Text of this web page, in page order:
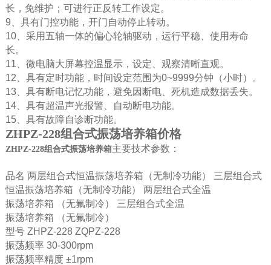
长，免维护；可进行正反转工作设定。
9、具有门控功能，开门自动停止转动。
10、采用五轴一体的偏心轮轴驱动，运行平稳、使用寿命
长。
11、微电脑大屏幕控温显示，设定、观察清晰直观。
12、具有定时功能，时间设定范围为0~9999分钟（小时）。
13、具有断电记忆功能，避免因断电、死机造成数据丢失。
14、具有超温声光报警、自动断电功能。
15、具有故障自诊断功能。
ZHPZ-228组合式振荡培养箱价格
ZHPZ-228组合式振荡培养箱主要技术参数：
品名 两层组合式恒温振荡培养箱（无制冷功能） 三层组合式
恒温振荡培养箱（无制冷功能） 两层组合式全温
振荡培养箱 （无氟制冷） 三层组合式全温
振荡培养箱 （无氟制冷）
型号 ZHPZ-228 ZQPZ-228
振荡频率 30-300rpm
振荡频率精度 ±1rpm